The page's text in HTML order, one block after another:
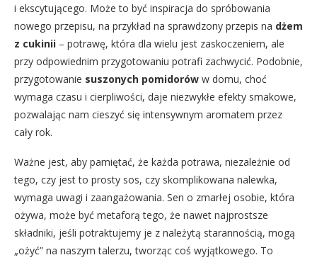
i ekscytującego. Może to być inspiracja do spróbowania
nowego przepisu, na przykład na sprawdzony przepis na dżem
z cukinii – potrawę, która dla wielu jest zaskoczeniem, ale
przy odpowiednim przygotowaniu potrafi zachwycić. Podobnie,
przygotowanie suszonych pomidorów w domu, choć
wymaga czasu i cierpliwości, daje niezwykłe efekty smakowe,
pozwalając nam cieszyć się intensywnym aromatem przez
cały rok.
Ważne jest, aby pamiętać, że każda potrawa, niezależnie od
tego, czy jest to prosty sos, czy skomplikowana nalewka,
wymaga uwagi i zaangażowania. Sen o zmarłej osobie, która
ożywa, może być metaforą tego, że nawet najprostsze
składniki, jeśli potraktujemy je z należytą starannością, mogą
„ożyć” na naszym talerzu, tworząc coś wyjątkowego. To